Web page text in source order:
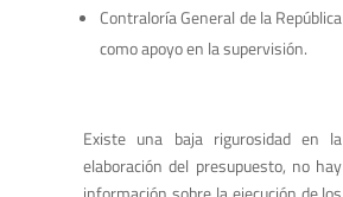
Contraloría General de la República
como apoyo en la supervisión.
Existe una baja rigurosidad en la
elaboración del presupuesto, no hay